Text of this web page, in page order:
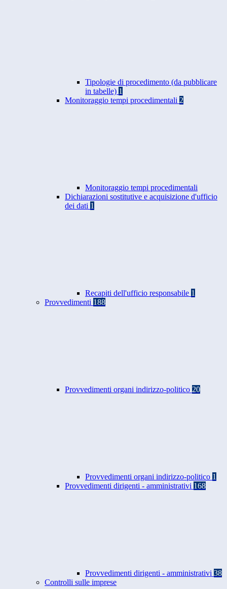
Tipologie di procedimento (da pubblicare
in tabelle) 1
Monitoraggio tempi procedimentali 2
Monitoraggio tempi procedimentali
Dichiarazioni sostitutive e acquisizione d'ufficio
dei dati 1
Recapiti dell'ufficio responsabile 1
Provvedimenti 188
Provvedimenti organi indirizzo-politico 20
Provvedimenti organi indirizzo-politico 1
Provvedimenti dirigenti - amministrativi 168
Provvedimenti dirigenti - amministrativi 38
Controlli sulle imprese